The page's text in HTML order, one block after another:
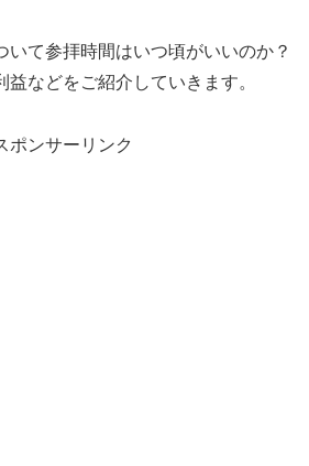
いて参拝時間はいつ頃がいいのか？
などをご紹介していきます。
ポンサーリンク